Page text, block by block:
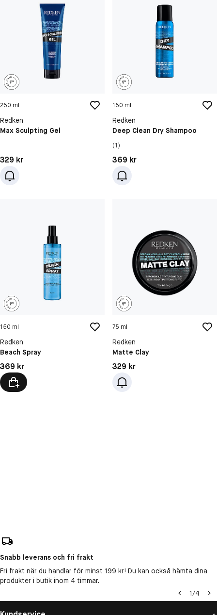
250 ml
Redken
Max Sculpting Gel
Pris: 329 kr
329 kr
150 ml
Redken
Deep Clean Dry Shampoo
(1)
Pris: 369 kr
369 kr
150 ml
Redken
Beach Spray
Pris: 369 kr
369 kr
75 ml
Redken
Matte Clay
Pris: 329 kr
329 kr
Snabb leverans och fri frakt
Fri frakt när du handlar för minst 199 kr! Du kan också hämta dina
produkter i butik inom 4 timmar.
1/4